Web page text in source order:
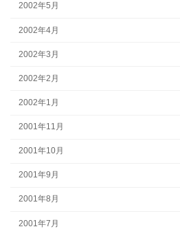
2002年5月
2002年4月
2002年3月
2002年2月
2002年1月
2001年11月
2001年10月
2001年9月
2001年8月
2001年7月